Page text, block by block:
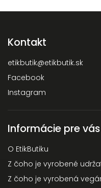
Kontakt
etikbutik@etikbutik.sk
Facebook
Instagram
Informácie pre vás
O EtikButiku
Z čoho je vyrobené
Z čoho je vyrobená